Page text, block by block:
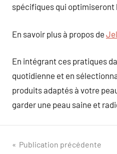
spécifiques qui optimiseront
En savoir plus à propos de
En intégrant ces pratiques
quotidienne et en
produits adaptés à votre
garder une peau saine et
Navigation
Publication précédente